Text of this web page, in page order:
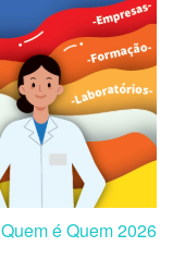
Quem é Quem 2026